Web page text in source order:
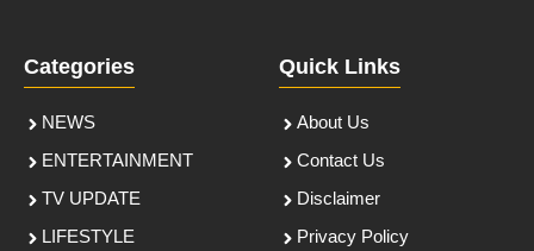
Categories
NEWS
ENTERTAINMENT
TV UPDATE
LIFESTYLE
Quick Links
About Us
Contact Us
Disclaimer
Privacy Policy